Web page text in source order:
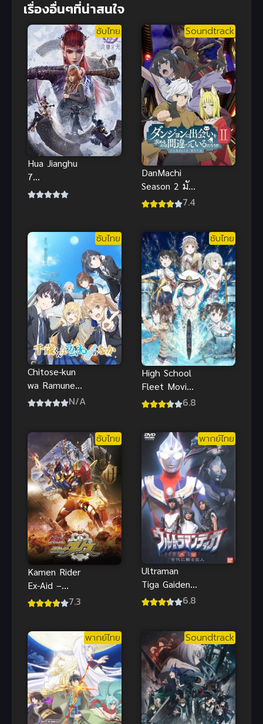
เรื่องอื่นๆที่น่าสนใจ
ซับไทย
Hua Jianghu
7
(Degenerate-
ยุทธจักรของ
คนเลว ภาค 7
Soundtrack
DanMachi
Season 2 มัน
ผิดรึไงถ้าใจ
ภาค 2
7.4
ซับไทย
Chitose-kun
wa Ramune
Bin no NakaN/A
ซับไทย
High School
Fleet Movie
ซับไทย
6.8
ซับไทย
Kamen Rider
Ex-Aid –
Another
ไทย
7.3
พากย์ไทย
Ultraman
Tiga Gaiden
Revival อุลต
พากย์ไทยสุดๆ
6.8
พากย์ไทย Soundtrack